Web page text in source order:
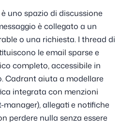
uno spazio di discussione
è collegato a un
o una richiesta. I thread di
le email sparse e
completo, accessibile in
Cadrant aiuta a modellare
integrata con menzioni
manager), allegati e notifiche
perdere nulla senza essere